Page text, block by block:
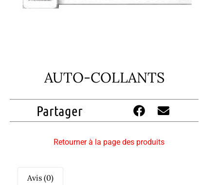
AUTO-COLLANTS
Partager
Retourner à la page des produits
Avis (0)